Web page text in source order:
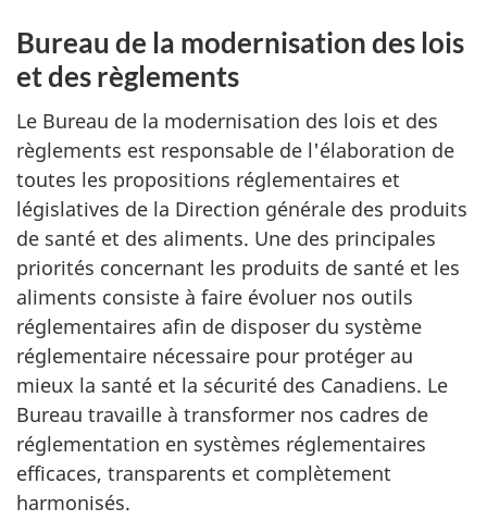
Bureau de la modernisation des lois
et des règlements
Le Bureau de la modernisation des lois et des
règlements est responsable de l'élaboration de
toutes les propositions réglementaires et
législatives de la Direction générale des produits
de santé et des aliments. Une des principales
priorités concernant les produits de santé et les
aliments consiste à faire évoluer nos outils
réglementaires afin de disposer du système
réglementaire nécessaire pour protéger au
mieux la santé et la sécurité des Canadiens. Le
Bureau travaille à transformer nos cadres de
réglementation en systèmes réglementaires
efficaces, transparents et complètement
harmonisés.